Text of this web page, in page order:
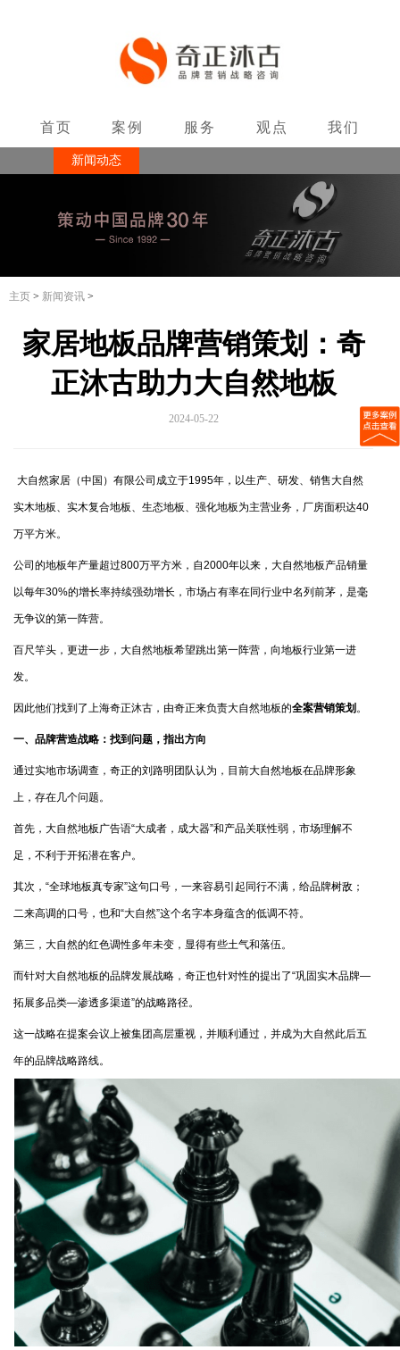
首页 案例 服务 观点 我们
联系新闻动态
主页 > 新闻资讯 >
家居地板品牌营销策划：奇
正沐古助力大自然地板
2024-05-22
大自然家居（中国）有限公司成立于1995年，以生产、研发、销售大自然
实木地板、实木复合地板、生态地板、强化地板为主营业务，厂房面积达40
万平方米。
公司的地板年产量超过800万平方米，自2000年以来，大自然地板产品销量
以每年30%的增长率持续强劲增长，市场占有率在同行业中名列前茅，是毫
无争议的第一阵营。
百尺竿头，更进一步，大自然地板希望跳出第一阵营，向地板行业第一进
发。
因此他们找到了上海奇正沐古，由奇正来负责大自然地板的全案营销策划 。
一、品牌营造战略：找到问题，指出方向
通过实地市场调查，奇正的刘路明团队认为，目前大自然地板在品牌形象
上，存在几个问题。
首先，大自然地板广告语“大成者，成大器”和产品关联性弱，市场理解不
足，不利于开拓潜在客户。
其次，“全球地板真专家”这句口号，一来容易引起同行不满，给品牌树敌；
二来高调的口号，也和“大自然”这个名字本身蕴含的低调不符。
第三，大自然的红色调性多年未变，显得有些土气和落伍。
而针对大自然地板的品牌发展战略，奇正也针对性的提出了“巩固实木品牌—
拓展多品类—渗透多渠道”的战略路径。
这一战略在提案会议上被集团高层重视，并顺利通过，并成为大自然此后五
年的品牌战略路线。